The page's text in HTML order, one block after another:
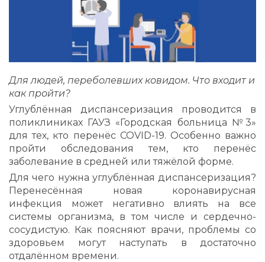
Для людей, переболевших ковидом. Что входит и
как пройти?
Углублённая диспансеризация проводится в
поликлиниках ГАУЗ «Городская больница №3»
для тех, кто перенёс COVID-19. Особенно важно
пройти обследования тем, кто перенёс
заболевание в средней или тяжёлой форме.
Для чего нужна углублённая диспансеризация?
Перенесённая новая коронавирусная
инфекция может негативно влиять на все
системы организма, в том числе и сердечно-
сосудистую. Как поясняют врачи, проблемы со
здоровьем могут наступать в достаточно
отдалённом времени.